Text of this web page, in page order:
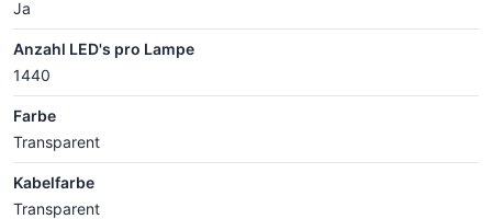
Ja
Anzahl LED's pro Lampe
1440
Farbe
Transparent
Kabelfarbe
Transparent